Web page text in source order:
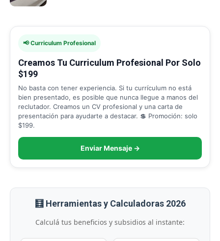
📢 Curriculum Profesional
Creamos Tu Curriculum Profesional Por Solo
$199
No basta con tener experiencia. Si tu currículum no está
bien presentado, es posible que nunca llegue a manos del
reclutador. Creamos un CV profesional y una carta de
presentación para ayudarte a destacar. 💲 Promoción: solo
$199.
Enviar Mensaje →
🧮 Herramientas y Calculadoras 2026
Calculá tus beneficios y subsidios al instante: